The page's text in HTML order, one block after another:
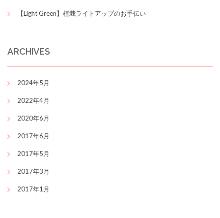
【Light Green】植栽ライトアップのお手伝い
ARCHIVES
2024年5月
2022年4月
2020年6月
2017年6月
2017年5月
2017年3月
2017年1月